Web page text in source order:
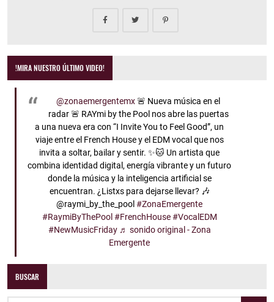
!MIRA NUESTRO ÚLTIMO VIDEO!
@zonaemergentemx🚨 Nueva música en el
radar 🚨 RAYmi by the Pool nos abre las puertas
a una nueva era con “I Invite You to Feel Good”, un
viaje entre el French House y el EDM vocal que nos
invita a soltar, bailar y sentir. ✨🐱 Un artista que
combina identidad digital, energía vibrante y un futuro
donde la música y la inteligencia artificial se
encuentran. ¿Listxs para dejarse llevar? 🎶
@raymi_by_the_pool#ZonaEmergente
#RaymiByThePool #FrenchHouse #VocalEDM
#NewMusicFriday ♬ sonido original - Zona
Emergente
BUSCAR